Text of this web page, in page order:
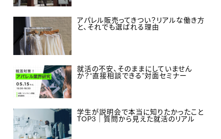
アパレル販売ってきつい？リアルな働き方
と、それでも選ばれる理由
就活の不安、そのままにしていません
か？“直接相談できる”対面セミナー
学生が説明会で本当に知りたかったこと
TOP3｜質問から見えた就活のリアル